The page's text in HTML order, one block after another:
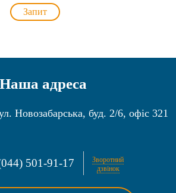
Запит
Наша адреса
Новозабарська, буд. 2/6, офіс 321
501-91-17
Зворотний
дзвінок